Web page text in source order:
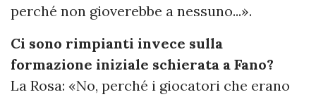
perché non gioverebbe a nessuno...».
Ci sono rimpianti invece sulla
formazione iniziale schierata a Fano?
La Rosa: «No, perché i giocatori che erano